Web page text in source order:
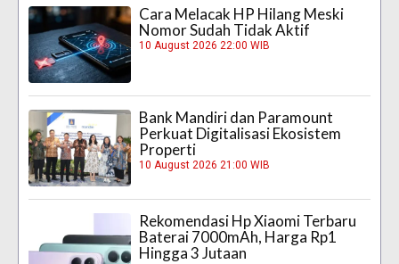
Cara Melacak HP Hilang Meski
Nomor Sudah Tidak Aktif
10 August 2026 22:00 WIB
Bank Mandiri dan Paramount
Perkuat Digitalisasi Ekosistem
Properti
10 August 2026 21:00 WIB
Rekomendasi Hp Xiaomi Terbaru
Baterai 7000mAh, Harga Rp1
Hingga 3 Jutaan